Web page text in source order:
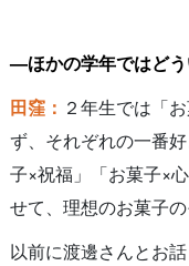
—ほかの学年ではどう
田窪： ２年生では「
ず、それぞれの一番
子×祝福」「お菓子×
せて、理想のお菓子
以前に渡邊さんとお